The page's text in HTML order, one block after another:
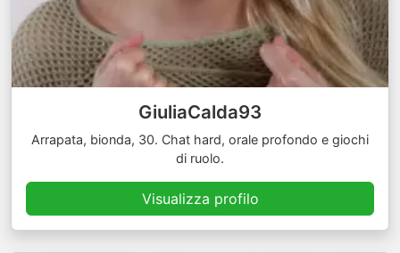
GiuliaCalda93
Arrapata, bionda, 30. Chat hard, orale profondo e giochi
di ruolo.
Visualizza profilo